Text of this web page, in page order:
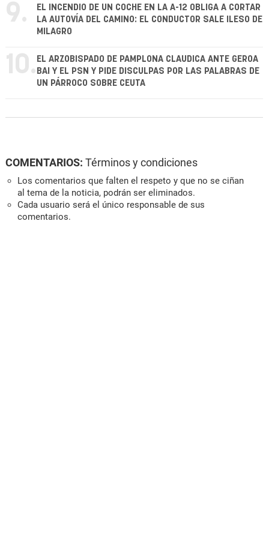
9.
EL INCENDIO DE UN COCHE EN LA A-12 OBLIGA A CORTAR
LA AUTOVÍA DEL CAMINO: EL CONDUCTOR SALE ILESO DE
MILAGRO
10. EL ARZOBISPADO DE PAMPLONA CLAUDICA ANTE GEROA
BAI Y EL PSN Y PIDE DISCULPAS POR LAS PALABRAS DE
UN PÁRROCO SOBRE CEUTA
COMENTARIOS: Términos y condiciones
Los comentarios que falten el respeto y que no se ciñan
al tema de la noticia, podrán ser eliminados.
Cada usuario será el único responsable de sus
comentarios.